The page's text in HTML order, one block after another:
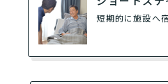
短期的に施設へ